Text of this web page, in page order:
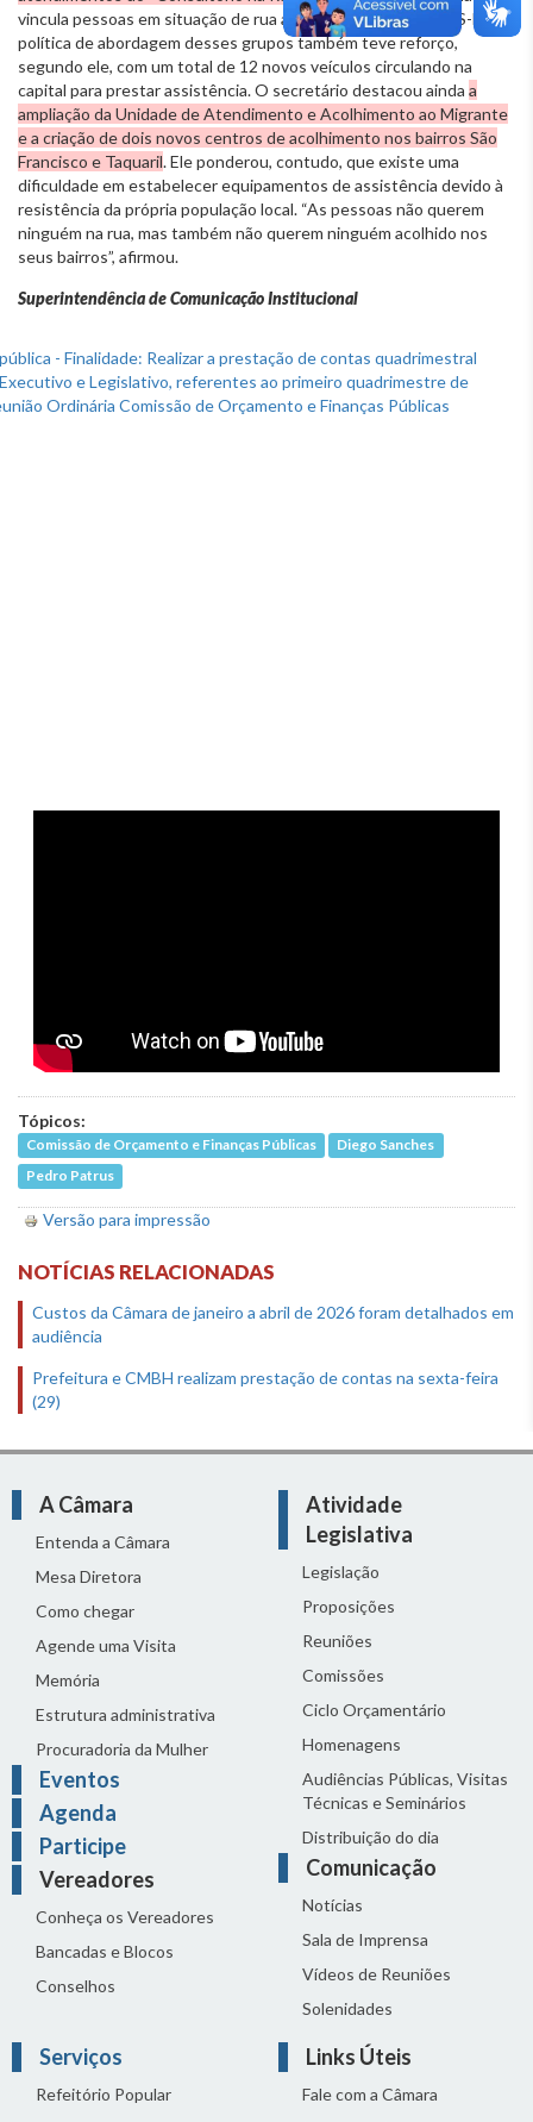
vincula pessoas em situação de rua aos serviços da rede SUS-BH. A
política de abordagem desses grupos também teve reforço,
segundo ele, com um total de 12 novos veículos circulando na
capital para prestar assistência. O secretário destacou ainda a
ampliação da Unidade de Atendimento e Acolhimento ao Migrante
e a criação de dois novos centros de acolhimento nos bairros São
Francisco e Taquaril. Ele ponderou, contudo, que existe uma
dificuldade em estabelecer equipamentos de assistência devido à
resistência da própria população local. “As pessoas não querem
ninguém na rua, mas também não querem ninguém acolhido nos
seus bairros”, afirmou.
Superintendência de Comunicação Institucional
Tópicos:
Comissão de Orçamento e Finanças Públicas
Diego Sanches
Pedro Patrus
Versão para impressão
NOTÍCIAS RELACIONADAS
Custos da Câmara de janeiro a abril de 2026 foram detalhados em
audiência
Prefeitura e CMBH realizam prestação de contas na sexta-feira
(29)
A Câmara
Entenda a Câmara
Mesa Diretora
Como chegar
Agende uma Visita
Memória
Estrutura administrativa
Procuradoria da Mulher
Eventos
Agenda
Participe
Vereadores
Conheça os Vereadores
Bancadas e Blocos
Conselhos
Atividade
Legislativa
Legislação
Proposições
Reuniões
Comissões
Ciclo Orçamentário
Homenagens
Audiências Públicas, Visitas
Técnicas e Seminários
Distribuição do dia
Comunicação
Notícias
Sala de Imprensa
Vídeos de Reuniões
Solenidades
Serviços
Refeitório Popular
Links Úteis
Fale com a Câmara